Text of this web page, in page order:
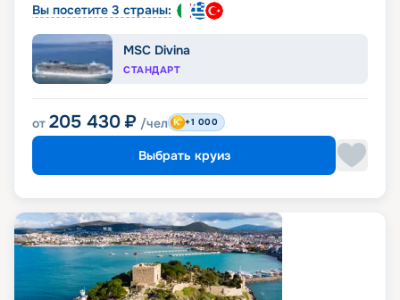
Вы посетите 3 страны:
MSC Divina
СТАНДАРТ
от 205 430 ₽ /чел +1 000
Выбрать круиз